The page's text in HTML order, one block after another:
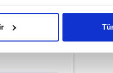
bu noktada, reklamların
kullanıcılara hedefli reklamlar